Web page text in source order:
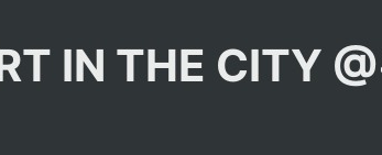
IN THE CITY